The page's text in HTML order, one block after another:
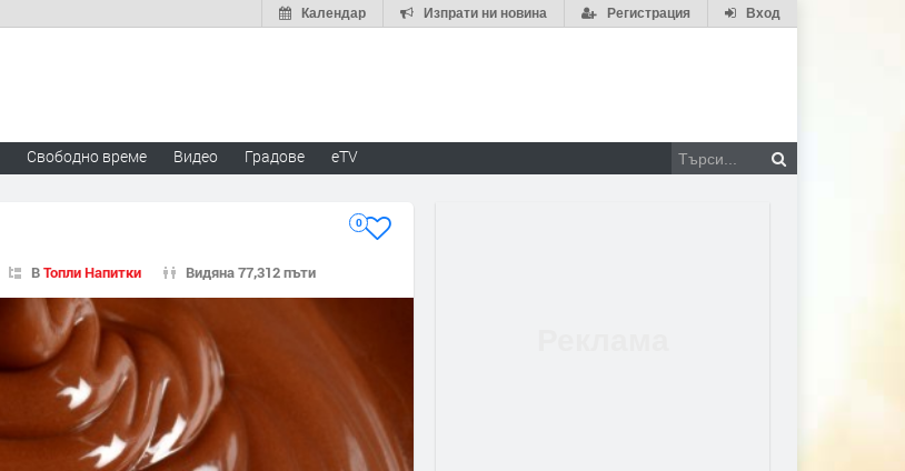
Вход
Регистрация
Изпрати ни новина
Календар
Свободно време Видео Градове eTV
0
ВТопли Напитки Видяна 77,312 пъти